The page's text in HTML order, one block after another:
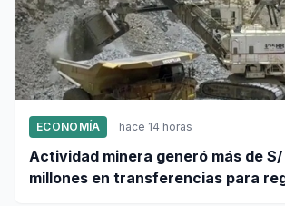
ECONOMÍA hace 14 horas
Actividad minera generó más de S/
millones en transferencias para